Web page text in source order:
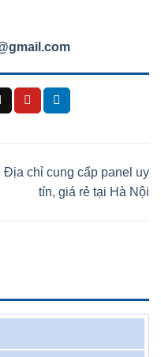
Địa chỉ cung cấp panel uy
tín, giá rẻ tại Hà Nội